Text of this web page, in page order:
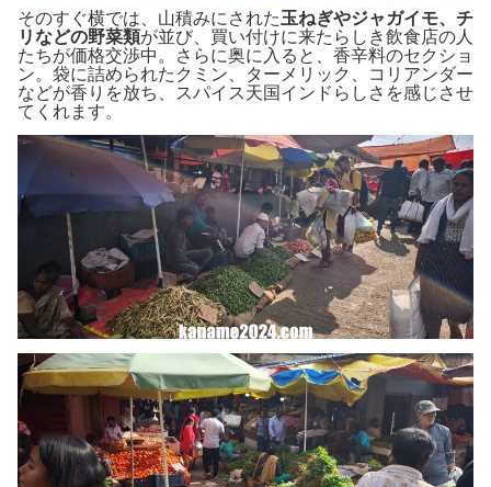
そのすぐ横では、山積みにされた玉ねぎやジャガイモ、チ
リなどの野菜類が並び、買い付けに来たらしき飲食店の人
たちが価格交渉中。さらに奥に入ると、香辛料のセクショ
ン。袋に詰められたクミン、ターメリック、コリアンダー
などが香りを放ち、スパイス天国インドらしさを感じさせ
てくれます。